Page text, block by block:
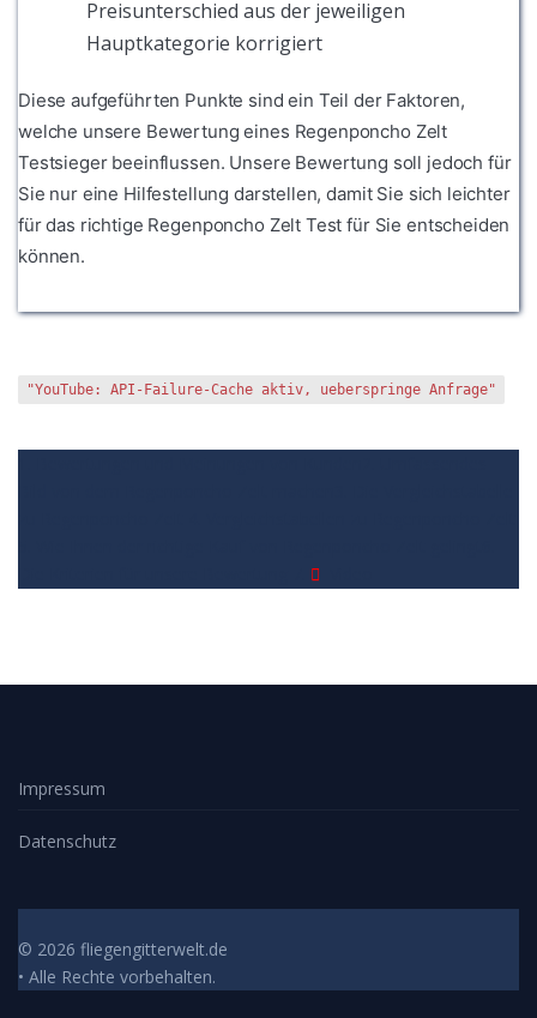
Preisunterschied aus der jeweiligen
Hauptkategorie korrigiert
Diese aufgeführten Punkte sind ein Teil der Faktoren,
welche unsere Bewertung eines Regenponcho Zelt
Testsieger beeinflussen. Unsere Bewertung soll jedoch für
Sie nur eine Hilfestellung darstellen, damit Sie sich leichter
für das richtige Regenponcho Zelt Test für Sie entscheiden
können.
"YouTube: API-Failure-Cache aktiv, ueberspringe Anfrage"
Impressum
Datenschutz
© 2026 fliegengitterwelt.de
• Alle Rechte vorbehalten.